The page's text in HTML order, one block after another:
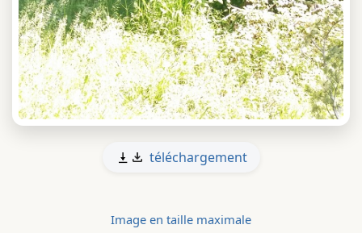
téléchargement
Image en taille maximale